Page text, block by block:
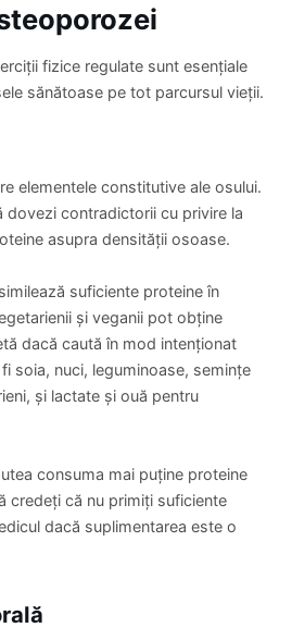
fizice regulate sunt esențiale
sănătoase pe tot parcursul vieții.
elementele constitutive ale osului.
dovezi contradictorii cu privire la
asupra densității osoase.
suficiente proteine în
și veganii pot obține
dacă caută în mod intenționat
soia, nuci, leguminoase, semințe
și lactate și ouă pentru
consuma mai puține proteine
credeți că nu primiți suficiente
dacă suplimentarea este o